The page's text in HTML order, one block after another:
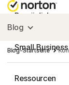
Persönlich
Small Business
Ressourcen
Blog
Blog-Startseite